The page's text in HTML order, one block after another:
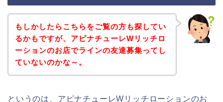
もしかしたらこちらをご覧の方も探してい
るかもですが、アピナチューレWリッチロ
ーションのお店でラインの友達募集ってし
ていないのかな～。
というのは、アピナチューレWリッチローションのお